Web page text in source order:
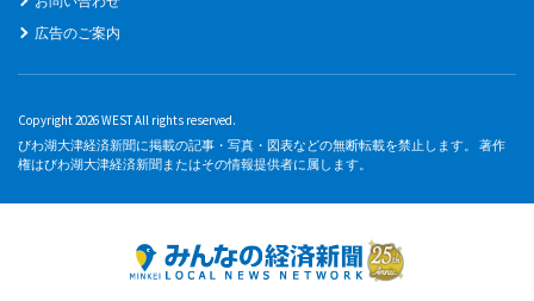
広告のご案内
Copyright 2026 WEST All rights reserved.
びわ湖大津経済新聞に掲載の記事・写真・図表などの無断転載を禁止します。 著作
権はびわ湖大津経済新聞またはその情報提供者に属します。